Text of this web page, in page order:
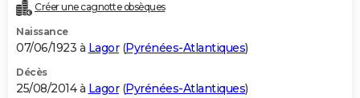
Créer une cagnotte obsèques
Naissance
07/06/1923 à Lagor(Pyrénées-Atlantiques)
Décès
25/08/2014 à Lagor(Pyrénées-Atlantiques)